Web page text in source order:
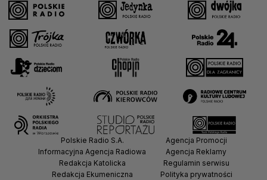
Polskie Radio S.A.
Informacyjna Agencja Radiowa
Redakcja Katolicka
Redakcja Ekumeniczna
Agencja Promocji
Agencja Reklamy
Regulamin serwisu
Polityka prywatności